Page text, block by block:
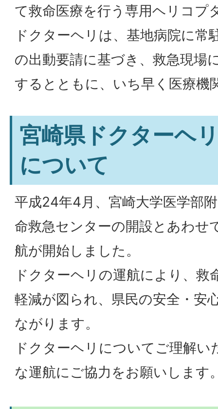
て救命医療を行う専用ヘリコプ
ドクターヘリは、基地病院に常
の出動要請に基づき、救急現場
するとともに、いち早く医療機
宮崎県ドクターヘ
について
平成24年4月、宮崎大学医学部
命救急センターの開設とあわせ
航が開始しました。
ドクターヘリの運航により、救
軽減が図られ、県民の安全・安
ながります。
ドクターヘリについてご理解
な運航にご協力をお願いします